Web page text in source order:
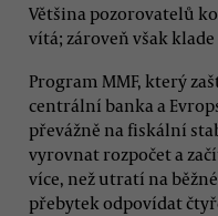
Většina pozorovatelů
vítá; zároveň však
Program MMF, který
centrální banka a
převážně na fiskální
vyrovnat rozpočet a
více, než utratí na
přebytek odpovídat